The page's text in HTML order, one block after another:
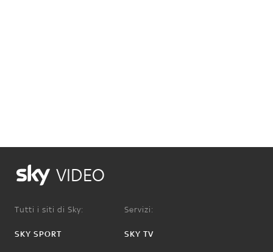
VIDEO
Tutti i siti di Sky:
SKY SPORT
Servizi:
SKY TV